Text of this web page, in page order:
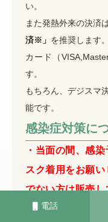
電話
い。
また発熱外来の決済は
済※」 を推奨します
カード（
す。
もちろん、デジスマ
能です。
感染症対策に
・当面の間、感
スク着用をお願い
でない方は販売し
ど宜しくお願い申